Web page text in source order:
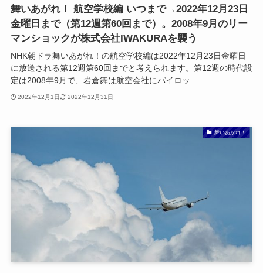
舞いあがれ！ 航空学校編 いつまで→2022年12月23日
金曜日まで（第12週第60回まで）。2008年9月のリー
マンショックが株式会社IWAKURAを襲う
NHK朝ドラ舞いあがれ！の航空学校編は2022年12月23日金曜日
に放送される第12週第60回までと考えられます。第12週の時代設
定は2008年9月で、岩倉舞は航空会社にパイロッ...
2022年12月1日 2022年12月31日
舞いあがれ！